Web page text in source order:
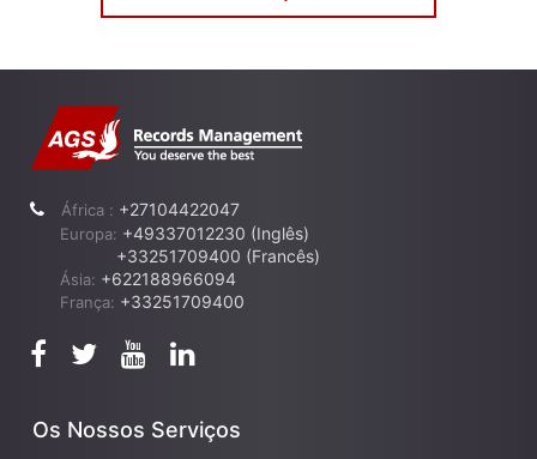
África : +27104422047
Europa: +49337012230 (Inglês)
+33251709400 (Francês)
Ásia: +622188966094
França: +33251709400
Os Nossos Serviços